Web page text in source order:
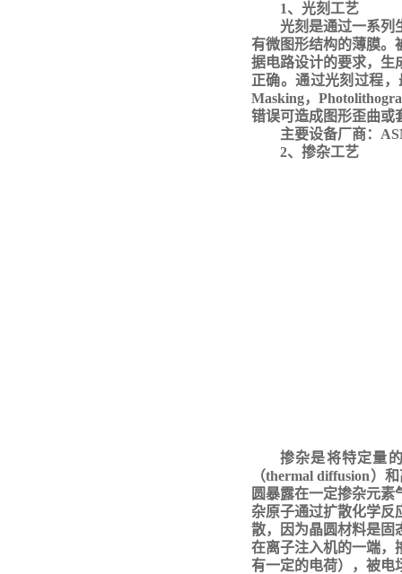
1、光刻工艺
光刻是通过一系列
有微图形结构的薄膜。
据电路设计的要求，生
正确。通过光刻过程
Masking，
错误可造成图形歪曲或
主要设备厂商：
2、 掺杂工艺
掺杂是将特定量
（thermal diffusion）
圆暴露在一定掺杂元
杂原子通过扩散化学反
散，因为晶圆材料是固
在离子注入机的一端，
有一定的电荷），被电